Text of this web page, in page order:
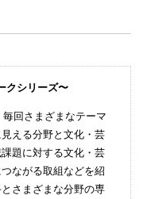
クシリーズ〜
回さまざまなテーマ
える分野と文化・芸
題に対する文化・芸
ながる取組などを紹
さまざまな分野の専